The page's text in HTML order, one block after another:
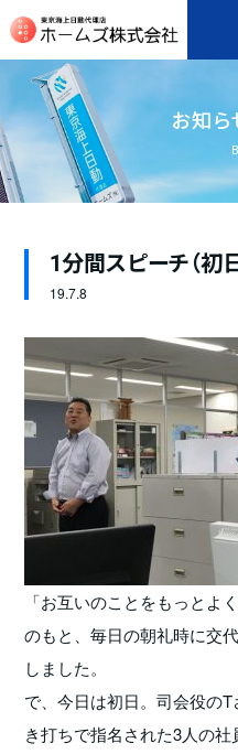
お知ら
1分間スピーチ（初日
19.7.8
「お互いのことをもっとよ
のもと、毎日の朝礼時に交
しました。
で、今日は初日。司会役の
き打ちで指名された3人の